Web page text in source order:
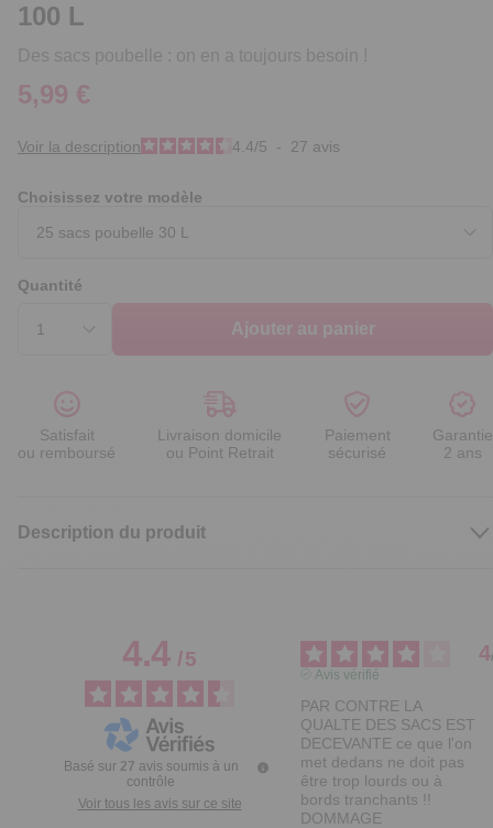
100 L
Des sacs poubelle : on en a toujours besoin !
5,99 €
Voir la description 4.4/5 - 27 avis
Choisissez votre modèle
Quantité
Ajouter au panier
Satisfait
ou remboursé
Livraison domicile
ou Point Retrait
Paiement
sécurisé
Garantie
2 ans
Description du produit
4.4/5
Basé sur 27 avis soumis à un
contrôle
Voir tous les avis sur ce site
4
Avis vérifié
PAR CONTRE LA
QUALTE DES SACS EST
DECEVANTE ce que l'on
met dedans ne doit pas
être trop lourds ou à
bords tranchants !!
DOMMAGE